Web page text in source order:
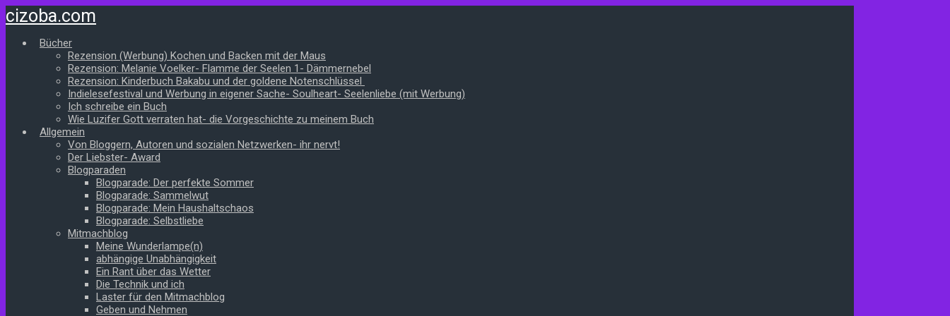
Zum
Hauptinhalt
springen
cizoba.com
Bücher
Rezension (Werbung) Kochen und Backen mit der Maus
Rezension: Melanie Voelker- Flamme der Seelen 1- Dämmernebel
Rezension: Kinderbuch Bakabu und der goldene Notenschlüssel
Indielesefestival und Werbung in eigener Sache- Soulheart- Seelenliebe (mit Werbung)
Ich schreibe ein Buch
Wie Luzifer Gott verraten hat- die Vorgeschichte zu meinem Buch
Allgemein
Von Bloggern, Autoren und sozialen Netzwerken- ihr nervt!
Der Liebster- Award
Blogparaden
Blogparade: Der perfekte Sommer
Blogparade: Sammelwut
Blogparade: Mein Haushaltschaos
Blogparade: Selbstliebe
Mitmachblog
Meine Wunderlampe(n)
abhängige Unabhängigkeit
Ein Rant über das Wetter
Die Technik und ich
Laster für den Mitmachblog
Geben und Nehmen